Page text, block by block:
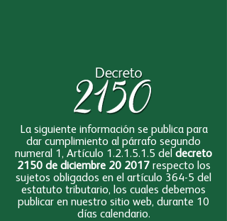
La siguiente información se publica para
dar cumplimiento al párrafo segundo
numeral 1, Artículo 1.2.1.5.1.5 del decreto
2150 de diciembre 20 2017respecto los
sujetos obligados en el artículo 364-5 del
estatuto tributario, los cuales debemos
publicar en nuestro sitio web, durante 10
días calendario.